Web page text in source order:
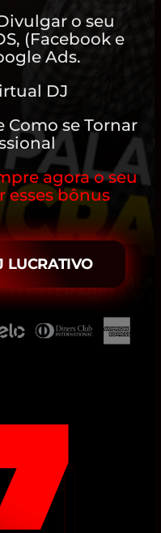
o seu
(Facebook e
Ads.
DJ
Como se Tornar
agora o seu
esses bônus
LUCRATIVO